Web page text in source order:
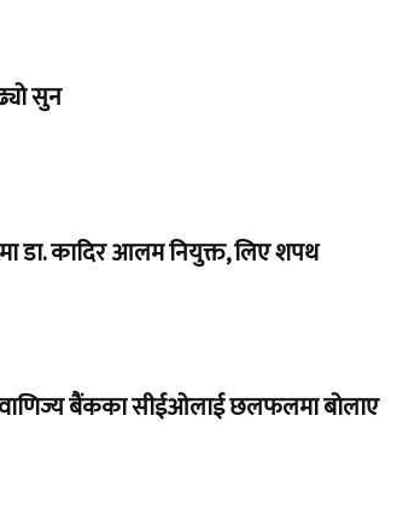
सुन
डा. कादिर आलम नियुक्त, लिए शपथ
वाणिज्य बैंकका सीईओलाई छलफलमा बोलाए